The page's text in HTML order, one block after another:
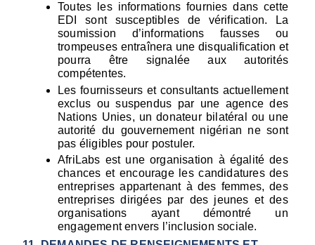
Toutes les informations fournies dans cette
EDI sont susceptibles de vérification. La
soumission d’informations fausses ou
trompeuses entraînera une disqualification et
pourra être signalée aux autorités
compétentes.
Les fournisseurs et consultants actuellement
exclus ou suspendus par une agence des
Nations Unies, un donateur bilatéral ou une
autorité du gouvernement nigérian ne sont
pas éligibles pour postuler.
AfriLabs est une organisation à égalité des
chances et encourage les candidatures des
entreprises appartenant à des femmes, des
entreprises dirigées par des jeunes et des
organisations ayant démontré un
engagement envers l’inclusion sociale.